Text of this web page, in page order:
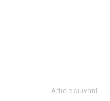
Article suivant